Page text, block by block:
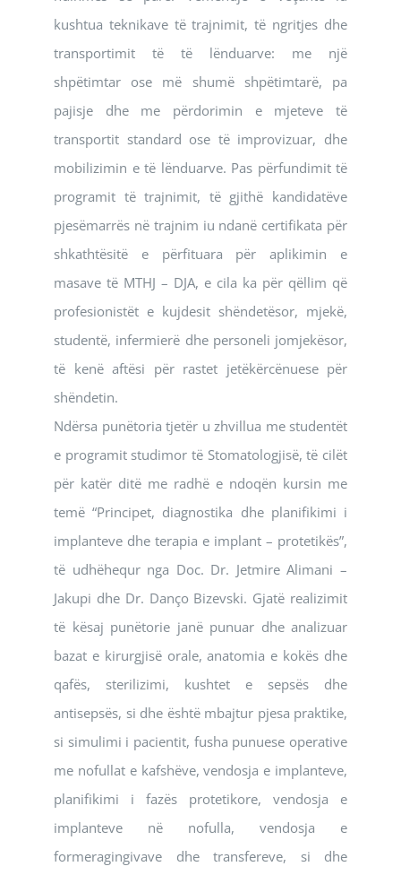
kushtua teknikave të trajnimit, të ngritjes dhe
transportimit të të lënduarve: me një
shpëtimtar ose më shumë shpëtimtarë, pa
pajisje dhe me përdorimin e mjeteve të
transportit standard ose të improvizuar, dhe
mobilizimin e të lënduarve. Pas përfundimit të
programit të trajnimit, të gjithë kandidatëve
pjesëmarrës në trajnim iu ndanë certifikata për
shkathtësitë e përfituara për aplikimin e
masave të MTHJ – DJA, e cila ka për qëllim që
profesionistët e kujdesit shëndetësor, mjekë,
studentë, infermierë dhe personeli jomjekësor,
të kenë aftësi për rastet jetëkërcënuese për
shëndetin.
Ndërsa punëtoria tjetër u zhvillua me studentët
e programit studimor të Stomatologjisë, të cilët
për katër ditë me radhë e ndoqën kursin me
temë “Principet, diagnostika dhe planifikimi i
implanteve dhe terapia e implant – protetikës”,
të udhëhequr nga Doc. Dr. Jetmire Alimani –
Jakupi dhe Dr. Danço Bizevski. Gjatë realizimit
të kësaj punëtorie janë punuar dhe analizuar
bazat e kirurgjisë orale, anatomia e kokës dhe
qafës, sterilizimi, kushtet e sepsës dhe
antisepsës, si dhe është mbajtur pjesa praktike,
si simulimi i pacientit, fusha punuese operative
me nofullat e kafshëve, vendosja e implanteve,
planifikimi i fazës protetikore, vendosja e
implanteve në nofulla, vendosja e
formeragingivave dhe transfereve, si dhe